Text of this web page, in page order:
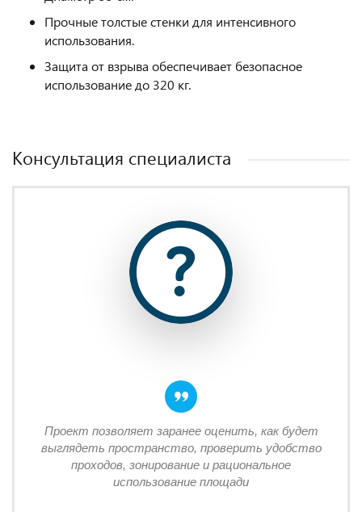
Прочные толстые стенки для интенсивного
использования.
Защита от взрыва обеспечивает безопасное
использование до 320 кг.
Консультация специалиста
Проект позволяет заранее оценить, как будет
выглядеть пространство, проверить удобство
проходов, зонирование и рациональное
использование площади